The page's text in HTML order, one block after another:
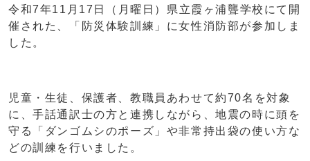
令和7年11月17日（月曜日）県立霞ヶ浦聾学校にて開
催された、「防災体験訓練」に女性消防部が参加しま
した。
児童・生徒、保護者、教職員あわせて約70名を対象
に、手話通訳士の方と連携しながら、地震の時に頭を
守る「ダンゴムシのポーズ」や非常持出袋の使い方な
どの訓練を行いました。